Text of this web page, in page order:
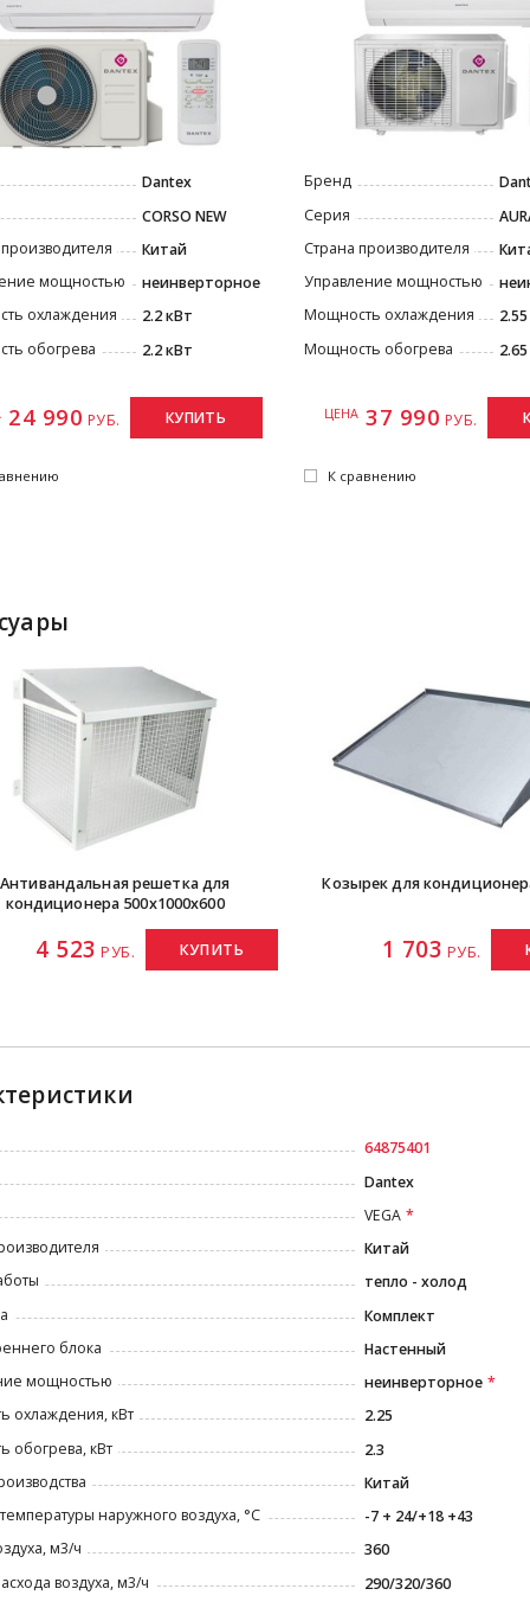
Dantex
CORSO NEW
Китай
мощностью
неинверторное
охлаждения
2.2 кВт
обогрева
2.2 кВт
24 990 РУБ. КУПИТЬ
Бренд
Серия
Страна производителя
Управление мощностью
Мощность охлаждения
Мощность обогрева
ЦЕНА 37 990 РУБ.
К сравнению
Антивандальная решетка для
кондиционера 500х1000х600
4 523 РУБ. КУПИТЬ
Козырек для
1 703 РУБ.
64875401
Dantex
VEGA
Китай
тепло - холод
Комплект
блока
Настенный
мощностью
неинверторное
охлаждения, кВт
2.25
обогрева, кВт
2.3
Китай
наружного воздуха, °С
-7 + 24/+18 +43
м3/ч
360
воздуха, м3/ч
290/320/360